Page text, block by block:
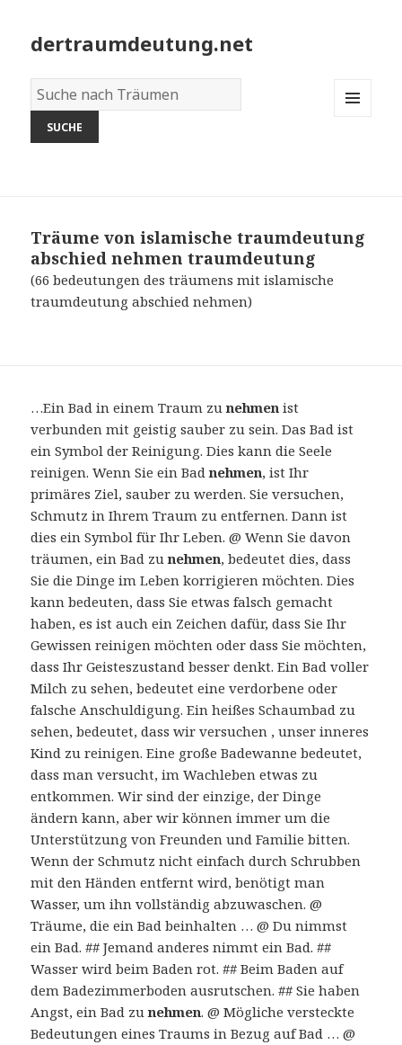
dertraumdeutung.net
Wörterbuch
der
Träume:
Träume von islamische traumdeutung
abschied nehmen traumdeutung
(66 bedeutungen des träumens mit islamische
traumdeutung abschied nehmen)
…Ein Bad in einem Traum zunehmen ist
verbunden mit geistig sauber zu sein. Das Bad ist
ein Symbol der Reinigung. Dies kann die Seele
reinigen. Wenn Sie ein Badnehmen, ist Ihr
primäres Ziel, sauber zu werden. Sie versuchen,
Schmutz in Ihrem Traum zu entfernen. Dann ist
dies ein Symbol für Ihr Leben. @ Wenn Sie davon
träumen, ein Bad zunehmen, bedeutet dies, dass
Sie die Dinge im Leben korrigieren möchten. Dies
kann bedeuten, dass Sie etwas falsch gemacht
haben, es ist auch ein Zeichen dafür, dass Sie Ihr
Gewissen reinigen möchten oder dass Sie möchten,
dass Ihr Geisteszustand besser denkt. Ein Bad voller
Milch zu sehen, bedeutet eine verdorbene oder
falsche Anschuldigung. Ein heißes Schaumbad zu
sehen, bedeutet, dass wir versuchen , unser inneres
Kind zu reinigen. Eine große Badewanne bedeutet,
dass man versucht, im Wachleben etwas zu
entkommen. Wir sind der einzige, der Dinge
ändern kann, aber wir können immer um die
Unterstützung von Freunden und Familie bitten.
Wenn der Schmutz nicht einfach durch Schrubben
mit den Händen entfernt wird, benötigt man
Wasser, um ihn vollständig abzuwaschen. @
Träume, die ein Bad beinhalten … @ Du nimmst
ein Bad. ## Jemand anderes nimmt ein Bad. ##
Wasser wird beim Baden rot. ## Beim Baden auf
dem Badezimmerboden ausrutschen. ## Sie haben
Angst, ein Bad zunehmen. @ Mögliche versteckte
Bedeutungen eines Traums in Bezug auf Bad … @